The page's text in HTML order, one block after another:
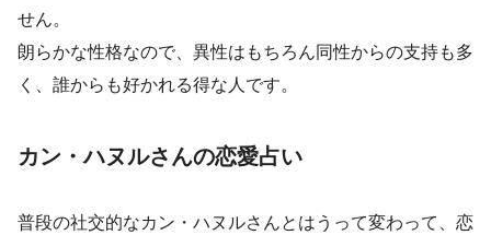
せん。
朗らかな性格なので、異性はもちろん同性からの支持も多
く、誰からも好かれる得な人です。
カン・ハヌルさんの恋愛占い
普段の社交的なカン・ハヌルさんとはうって変わって、恋